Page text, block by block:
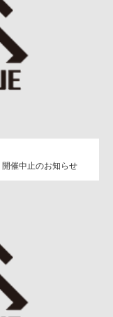
開催中止のお知らせ